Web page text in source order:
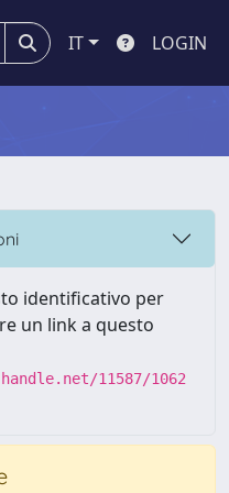
IT LOGIN
identificativo per
un link a questo
11587/1062